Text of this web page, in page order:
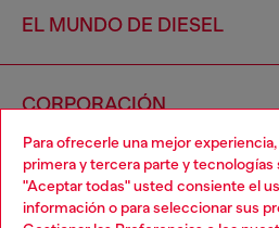
Para ofrecerle una mejor
primera y tercera parte y tecnologías
"Aceptar todas" usted consiente el
información o para seleccionar sus
EL MUNDO DE DIESEL
CORPORACIÓN